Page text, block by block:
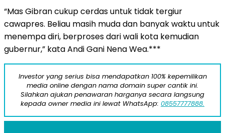
“Mas Gibran cukup cerdas untuk tidak tergiur
cawapres. Beliau masih muda dan banyak waktu untuk
menempa diri, berproses dari wali kota kemudian
gubernur,” kata Andi Gani Nena Wea.***
Investor yang serius bisa mendapatkan 100% kepemilikan
media online dengan nama domain super cantik ini.
Silahkan ajukan penawaran harganya secara langsung
kepada owner media ini lewat WhatsApp: 08557777888.